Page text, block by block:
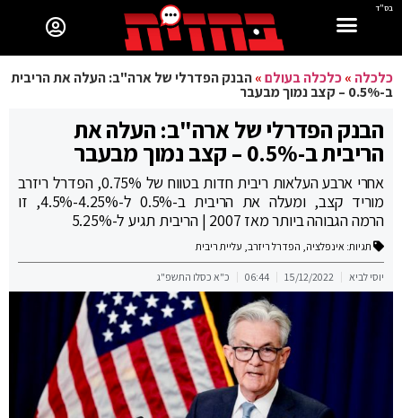
בס"ד
כלכלה »כלכלה בעולם»הבנק הפדרלי של ארה"ב: העלה את הריבית
ב-0.5% – קצב נמוך מבעבר
הבנק הפדרלי של ארה"ב: העלה את
הריבית ב-0.5% – קצב נמוך מבעבר
אחרי ארבע העלאות ריבית חדות בטווח של 0.75%, הפדרל ריזרב
מוריד קצב, ומעלה את הריבית ב-0.5% ל-4.25%-4.5%, זו
הרמה הגבוהה ביותר מאז 2007 | הריבית תגיע ל-5.25%
תגיות: אינפלציה, הפדרל ריזרב, עליית ריבית
יוסי לביא 15/12/2022
06:44 כ"א כסלו התשפ"ג